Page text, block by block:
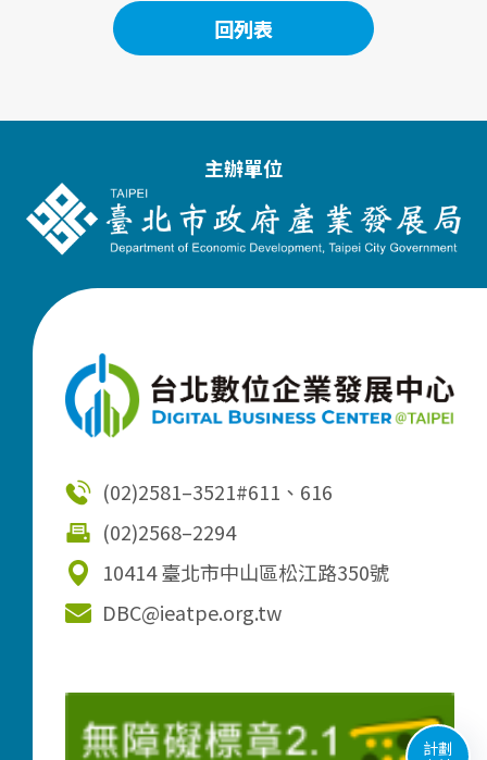
計劃
回列表
回列表
主辦單位
(02)2581–3521#611、616
(02)2568–2294
10414 臺北市中山區松江路350號
DBC@ieatpe.org.tw